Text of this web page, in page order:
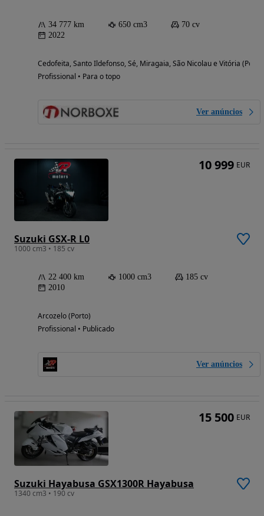
34 777 km 650 cm3
70 cv
2022
Cedofeita, Santo Ildefonso, Sé, Miragaia, São Nicolau e Vitória (Porto)
Profissional • Para o topo
Ver anúncios
Suzuki GSX-R L0
1000 cm3 • 185 cv
22 400 km 1000 cm3
185 cv
2010
Arcozelo (Porto)
Profissional • Publicado
Ver anúncios
10 999 EUR
Suzuki Hayabusa GSX1300R Hayabusa
1340 cm3 • 190 cv
15 500 EUR